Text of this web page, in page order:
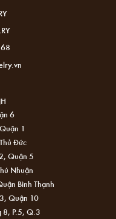
6
1
Đức
Quận 5
Nhuận
Bình Thạnh
Quận 10
8, P.5, Q.3